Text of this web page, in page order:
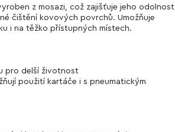
z mosazi, což zajišťuje jeho odolnost
čištění kovových povrchů. Umožňuje
i na těžko přístupných místech.
pro delší životnost
použití kartáče i s pneumatickým